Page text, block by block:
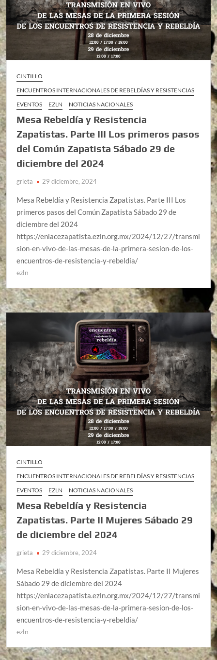
CINTILLO
ENCUENTROS INTERNACIONALES DE REBELDÍAS Y RESISTENCIAS
EVENTOS
EZLN NOTICIAS NACIONALES
Mesa Rebeldía y Resistencia
Zapatistas. Parte III Los primeros pasos
del Común Zapatista Sábado 29 de
diciembre del 2024
grieta 29 diciembre, 2024
Mesa Rebeldía y Resistencia Zapatistas. Parte III Los
primeros pasos del Común Zapatista Sábado 29 de
diciembre del 2024
https://enlacezapatista.ezln.org.mx/2024/12/27/transmi
sion-en-vivo-de-las-mesas-de-la-primera-sesion-de-los-
encuentros-de-resistencia-y-rebeldia/
ezln
CINTILLO
ENCUENTROS INTERNACIONALES DE REBELDÍAS Y RESISTENCIAS
EVENTOS
EZLN NOTICIAS NACIONALES
Mesa Rebeldía y Resistencia
Zapatistas. Parte II Mujeres Sábado 29
de diciembre del 2024
grieta 29 diciembre, 2024
Mesa Rebeldía y Resistencia Zapatistas. Parte II Mujeres
Sábado 29 de diciembre del 2024
https://enlacezapatista.ezln.org.mx/2024/12/27/transmi
sion-en-vivo-de-las-mesas-de-la-primera-sesion-de-los-
encuentros-de-resistencia-y-rebeldia/
ezln